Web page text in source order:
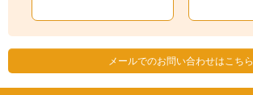
メールでのお問い合わせはこちら